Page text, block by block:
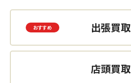
出張買取
店頭買取